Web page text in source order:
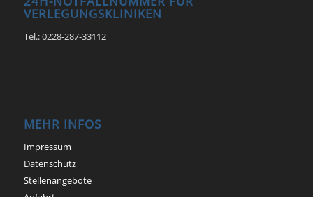
VERLEGUNGSKLINIKEN
Tel.: 0228-287-33112
MEHR INFOS
Impressum
Datenschutz
Stellenangebote